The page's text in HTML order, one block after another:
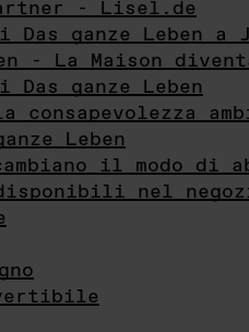
- Lisel.de
ganze Leben a
- La Maison
ganze Leben
Leben
il modo di
nel